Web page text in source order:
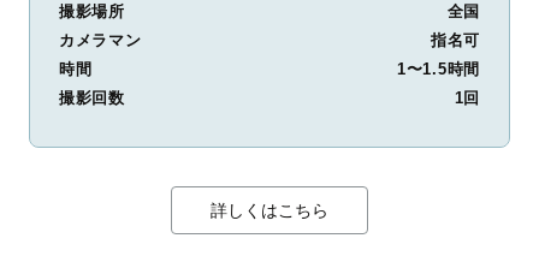
撮影場所
全国
カメラマン
指名可
時間
1〜1.5時間
撮影回数
1回
詳しくはこちら